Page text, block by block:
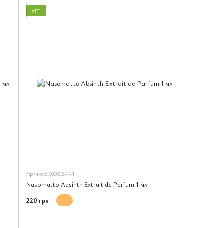
ХІТ
Артикул: 00000677-1
Nasomatto Absinth Extrait de Parfum 1 мл
220 грн